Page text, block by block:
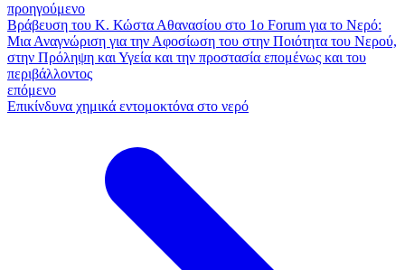
προηγούμενο
Βράβευση του Κ. Κώστα Αθανασίου στο 1ο Forum για το Νερό:
Μια Αναγνώριση για την Αφοσίωση του στην Ποιότητα του Νερού,
στην Πρόληψη και Υγεία και την προστασία επομένως και του
περιβάλλοντος
επόμενο
Επικίνδυνα χημικά εντομοκτόνα στο νερό